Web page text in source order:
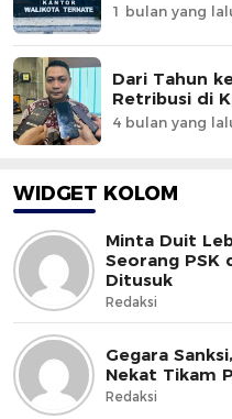
1 bulan yang
Dari Tahun
Retribusi di
4 bulan yang
WIDGET KOLOM
Minta Duit
Seorang PSK
Ditusuk
Redaksi
Gegara
Nekat Tikam
Redaksi